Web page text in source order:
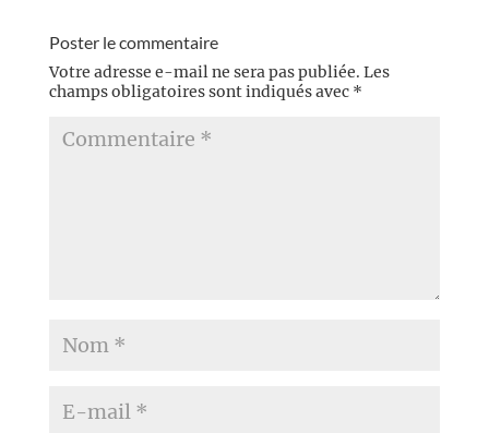
Poster le commentaire
Votre adresse e-mail ne sera pas publiée. Les
champs obligatoires sont indiqués avec *